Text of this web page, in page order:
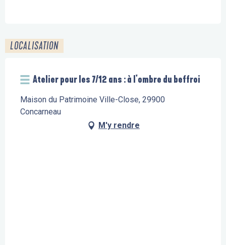
LOCALISATION
Atelier pour les 7/12 ans : à l'ombre du beffroi
Maison du Patrimoine Ville-Close, 29900
Concarneau
M'y rendre